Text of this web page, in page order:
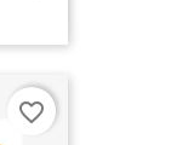
favorite_border